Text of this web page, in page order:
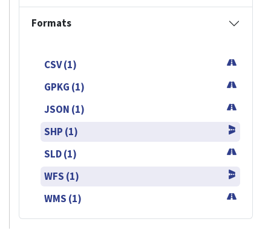
Formats
CSV (1)
GPKG (1)
JSON (1)
SHP (1)
SLD (1)
WFS (1)
WMS (1)